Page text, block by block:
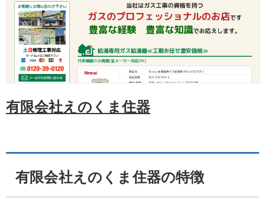
有限会社えのくま住器
有限会社えのくま住器の特徴